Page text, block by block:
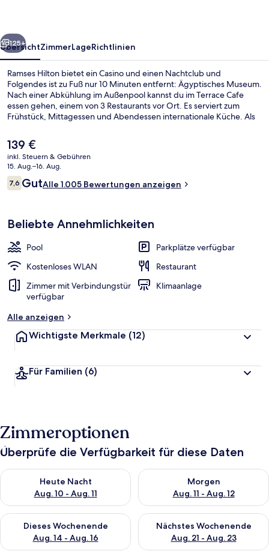
Weiter
125+
ÜbersichtZimmerLageRichtlinien
Ramses Hilton bietet ein Casino und einen Nachtclub und
Folgendes ist zu Fuß nur 10 Minuten entfernt: Ägyptisches Museum.
Nach einer Abkühlung im Außenpool kannst du im Terrace Cafe
essen gehen, einem von 3 Restaurants vor Ort. Es serviert zum
Frühstück, Mittagessen und Abendessen internationale Küche. Als
Bars/Lounges, eine Poolbar und einen rund um die Uhr geöffneten
Fitnessbereich. Andere Reisende lieben das hilfsbereite Personal
und die Möglichkeiten zum Sightseeing. Die öffentlichen
Verkehrsmittel sind nur einen kurzen Fußmarsch entfernt: Zur
Station Nasser sind es 11 Minuten und zur U-Bahn-Station Masbero
12 Minuten.
Der
aktuelle
Preis
beträgt
139 €.
139 €
inkl. Steuern & Gebühren
15. Aug.–16. Aug.
Bewertungen
7,67,6 von 10.
GutAlle 1.005 Bewertungen anzeigen
Beliebte Annehmlichkeiten
Pool
Parkplätze verfügbar
Kostenloses WLAN
Restaurant
Zimmer mit Verbindungstür
verfügbar
Klimaanlage
Alle anzeigen
Wichtigste Merkmale (12)
Für Familien (6)
Zimmeroptionen
Überprüfe die Verfügbarkeit für diese Daten
Heute Nacht
Aug. 10 - Aug. 11
Überprüfe die Verfügbarkeit für heute Nacht, Aug. 10 - Aug.
Morgen
Aug. 11 - Aug. 12
Überprüfe die Verfügbarkeit
Dieses Wochenende
Aug. 14 - Aug. 16
Überprüfe die Verfügbarkeit für dieses Wochenende, Aug. 14
Nächstes Wochenende
Aug. 21 - Aug. 23
Überprüfe die Verfügbarkeit